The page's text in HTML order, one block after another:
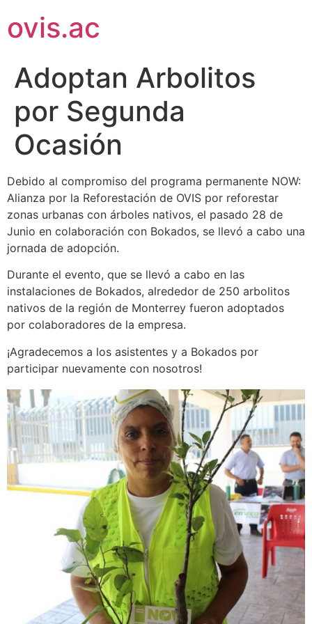
ovis.ac
Adoptan Arbolitos
por Segunda
Ocasión
Debido al compromiso del programa permanente NOW:
Alianza por la Reforestación de OVIS por reforestar
zonas urbanas con árboles nativos, el pasado 28 de
Junio en colaboración con Bokados, se llevó a cabo una
jornada de adopción.
Durante el evento, que se llevó a cabo en las
instalaciones de Bokados, alrededor de 250 arbolitos
nativos de la región de Monterrey fueron adoptados
por colaboradores de la empresa.
¡Agradecemos a los asistentes y a Bokados por
participar nuevamente con nosotros!